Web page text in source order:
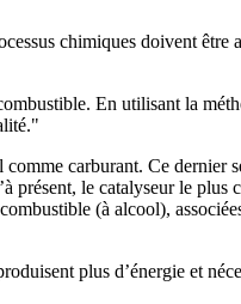
chimiques doivent
En utilisant la
carburant. Ce dernier
présent, le catalyseur le
(à alcool),
plus d’énergie et